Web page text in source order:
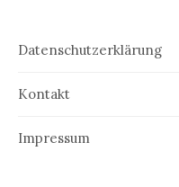
Datenschutzerklärung
Kontakt
Impressum